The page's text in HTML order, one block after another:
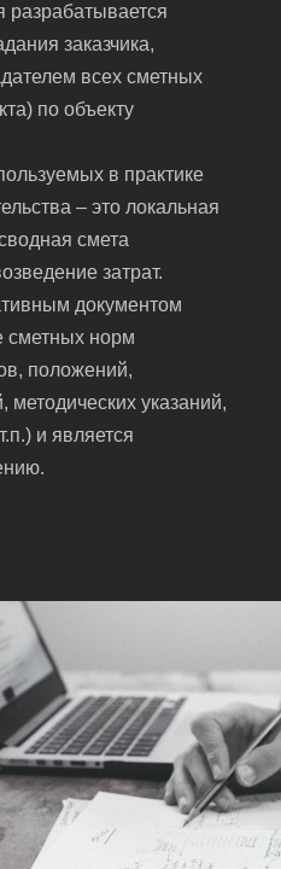
заказчика,
всех сметных
по объекту
в практике
– это локальная
смета
затрат.
документом
сметных норм
положений,
методических указаний,
и является